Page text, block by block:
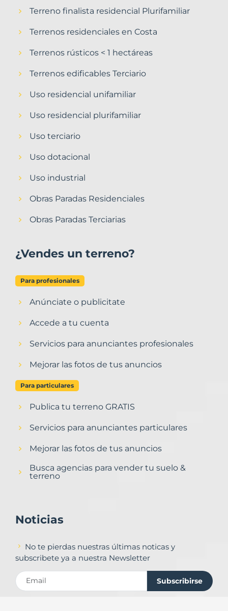
Terreno finalista residencial Plurifamiliar
Terrenos residenciales en Costa
Terrenos rústicos < 1 hectáreas
Terrenos edificables Terciario
Uso residencial unifamiliar
Uso residencial plurifamiliar
Uso terciario
Uso dotacional
Uso industrial
Obras Paradas Residenciales
Obras Paradas Terciarias
¿Vendes un terreno?
Para profesionales
Anúnciate o publicitate
Accede a tu cuenta
Servicios para anunciantes profesionales
Mejorar las fotos de tus anuncios
Para particulares
Publica tu terreno GRATIS
Servicios para anunciantes particulares
Mejorar las fotos de tus anuncios
Busca agencias para vender tu suelo &
terreno
Noticias
No te pierdas nuestras últimas noticas y
subscribete ya a nuestra Newsletter
Subscribirse